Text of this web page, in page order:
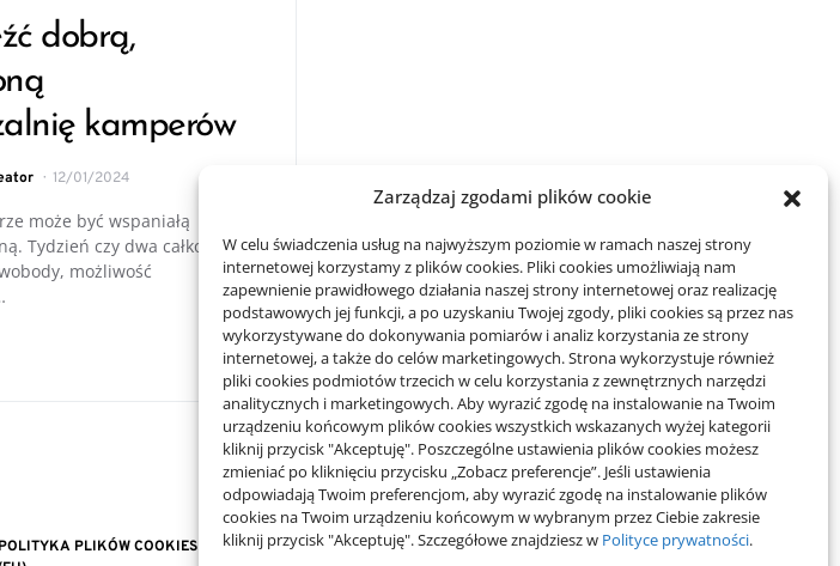
Zarządzaj zgodami plików cookie
W celu świadczenia usług na najwyższym poziomie w ramach naszej strony
internetowej korzystamy z plików cookies. Pliki cookies umożliwiają nam
zapewnienie prawidłowego działania naszej strony internetowej oraz realizację
podstawowych jej funkcji, a po uzyskaniu Twojej zgody, pliki cookies są przez nas
wykorzystywane do dokonywania pomiarów i analiz korzystania ze strony
internetowej, a także do celów marketingowych. Strona wykorzystuje również
pliki cookies podmiotów trzecich w celu korzystania z zewnętrznych narzędzi
analitycznych i marketingowych. Aby wyrazić zgodę na instalowanie na Twoim
urządzeniu końcowym plików cookies wszystkich wskazanych wyżej kategorii
kliknij przycisk "Akceptuję". Poszczególne ustawienia plików cookies możesz
zmieniać po kliknięciu przycisku „Zobacz preferencje”. Jeśli ustawienia
odpowiadają Twoim preferencjom, aby wyrazić zgodę na instalowanie plików
cookies na Twoim urządzeniu końcowym w wybranym przez Ciebie zakresie
kliknij przycisk "Akceptuję". Szczegółowe znajdziesz w Polityce prywatności.
dobrą,
kamperów
12/01/2024
może być wspaniałą
Tydzień czy dwa całkowitej
możliwość
POLITYKA PLIKÓW COOKIES